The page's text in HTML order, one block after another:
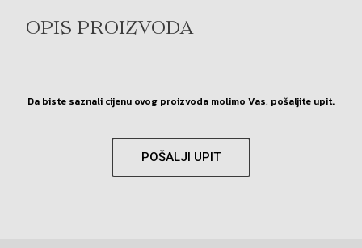
OPIS PROIZVODA
Da biste saznali cijenu ovog proizvoda molimo Vas, pošaljite upit.
POŠALJI UPIT